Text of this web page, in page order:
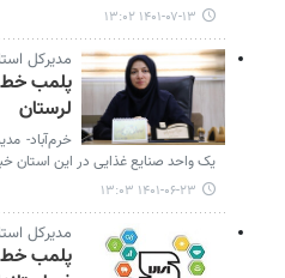
۱۴۰۱-۰۷-۱۳ ۱۳:۰۲
مدیرکل
پلمب خط
لرستان
خرم‌آباد-
یک واحد صنایع غذایی در این استان
۱۴۰۱-۰۶-۲۳ ۱۳:۰۳
مدیرکل
پلمب خط